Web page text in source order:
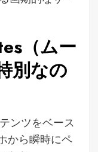
（ムー
別なの
ンツをベース
から瞬時にペ